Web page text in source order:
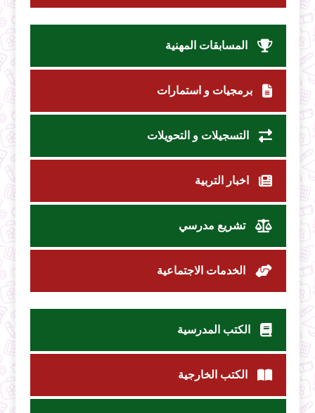
المسابقات المهنية
برمجيات و استمارات
التسجيلات و التحويلات
اخبار التربية
تشريع مدرسي
الخدمات الاجتماعية
الكتب المدرسية
الكتب الخارجية